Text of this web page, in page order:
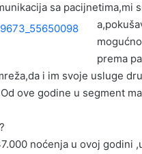
sa
prema
i im svoje usluge
ove godine u segment
noćenja u ovoj godini